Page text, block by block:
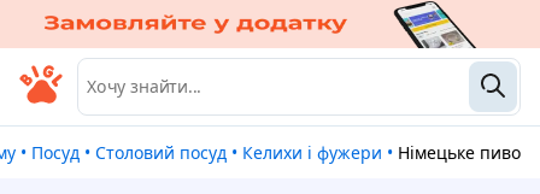
• Посуд • Столовий посуд • Келихи і фужери • Німецьке пиво